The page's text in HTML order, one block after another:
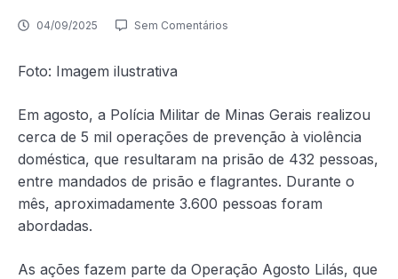
04/09/2025 Sem Comentários
Foto: Imagem ilustrativa
Em agosto, a Polícia Militar de Minas Gerais realizou
cerca de 5 mil operações de prevenção à violência
doméstica, que resultaram na prisão de 432 pessoas,
entre mandados de prisão e flagrantes. Durante o
mês, aproximadamente 3.600 pessoas foram
abordadas.
As ações fazem parte da Operação Agosto Lilás, que